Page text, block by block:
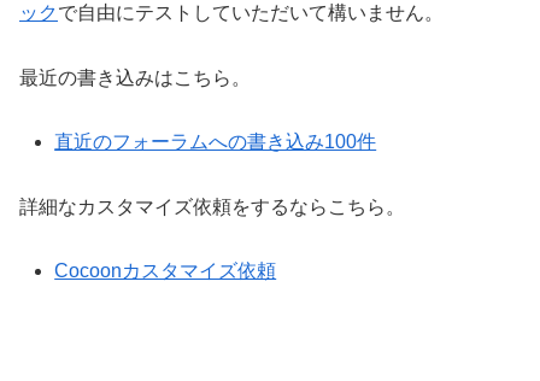
ックで自由にテストしていただいて構いません。
最近の書き込みはこちら。
直近のフォーラムへの書き込み100件
詳細なカスタマイズ依頼をするならこちら。
Cocoonカスタマイズ依頼